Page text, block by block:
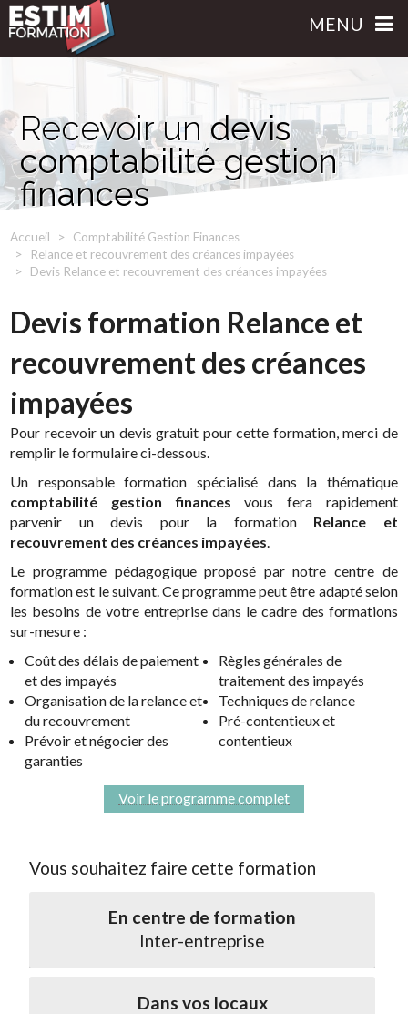
MENU
Recevoir undevis
comptabilité gestion
finances
Accueil
Comptabilité Gestion Finances
Relance et recouvrement des créances impayées
Devis Relance et recouvrement des créances impayées
Devis formation Relance et
recouvrement des créances
impayées
Pour recevoir un devis gratuit pour cette formation, merci de
remplir le formulaire ci-dessous.
Un responsable formation spécialisé dans la thématique
comptabilité gestion finances vous fera rapidement
parvenir un devis pour la formation Relance et
recouvrement des créances impayées.
Le programme pédagogique proposé par notre centre de
formation est le suivant. Ce programme peut être adapté selon
les besoins de votre entreprise dans le cadre des formations
sur-mesure :
Coût des délais de paiement
et des impayés
Organisation de la relance et
du recouvrement
Prévoir et négocier des
garanties
Règles générales de
traitement des impayés
Techniques de relance
Pré-contentieux et
contentieux
Voir le programme complet
Vous souhaitez faire cette formation
En centre de formation
Inter-entreprise
Dans vos locaux